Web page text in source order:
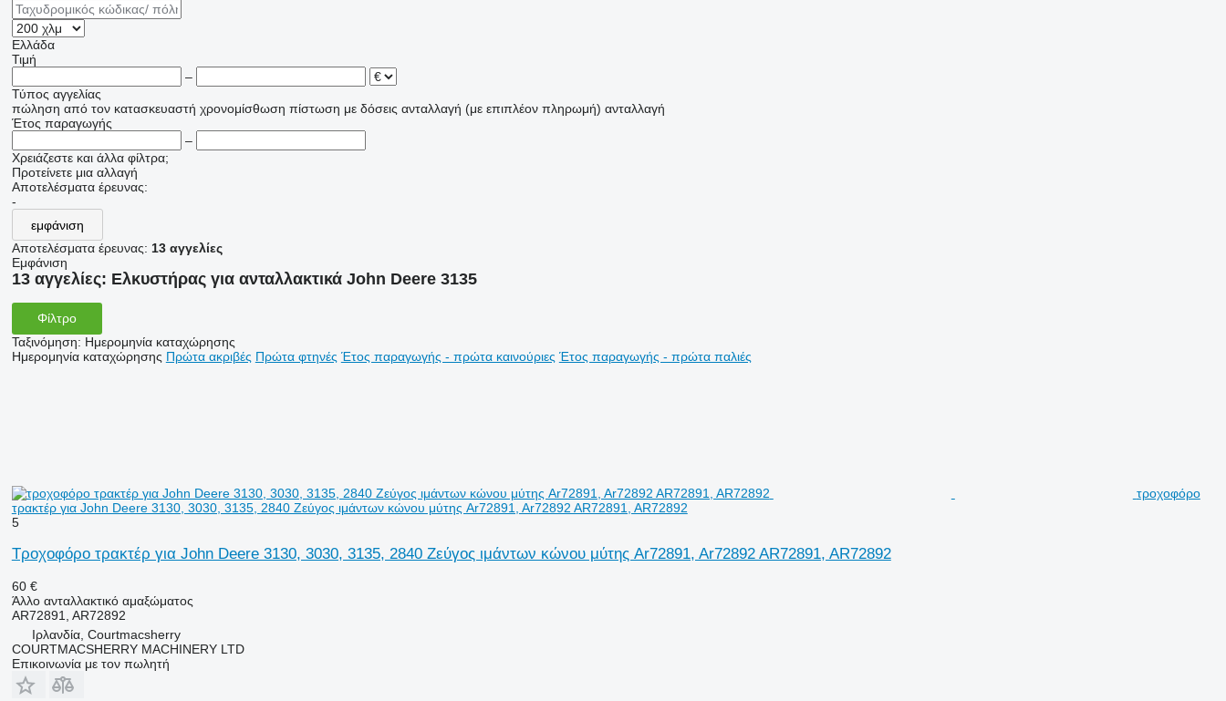
Ελλάδα
Τιμή
–
Τύπος αγγελίας
πώληση από τον κατασκευαστή χρονομίσθωση πίστωση με δόσεις ανταλλαγή (με επιπλέον πληρωμή) ανταλλαγή
Έτος παραγωγής
–
Χρειάζεστε και άλλα φίλτρα;
Προτείνετε μια αλλαγή
Αποτελέσματα έρευνας:
-
εμφάνιση
Αποτελέσματα έρευνας: 13 αγγελίες
Εμφάνιση
13 αγγελίες: Ελκυστήρας για ανταλλακτικά John Deere 3135
Φίλτρο
Ταξινόμηση: Ημερομηνία καταχώρησης
Ημερομηνία καταχώρησης Πρώτα ακριβές Πρώτα φτηνές Έτος παραγωγής - πρώτα καινούριες Έτος παραγωγής - πρώτα παλιές
τροχοφόρο
τρακτέρ για John Deere 3130, 3030, 3135, 2840 Ζεύγος ιμάντων κώνου μύτης Ar72891, Ar72892 AR72891, AR72892
5
Τροχοφόρο τρακτέρ για John Deere 3130, 3030, 3135, 2840 Ζεύγος ιμάντων κώνου μύτης Ar72891, Ar72892 AR72891, AR72892
60 €
Άλλο ανταλλακτικό αμαξώματος
AR72891, AR72892
Ιρλανδία, Courtmacsherry
COURTMACSHERRY MACHINERY LTD
Επικοινωνία με τον πωλητή